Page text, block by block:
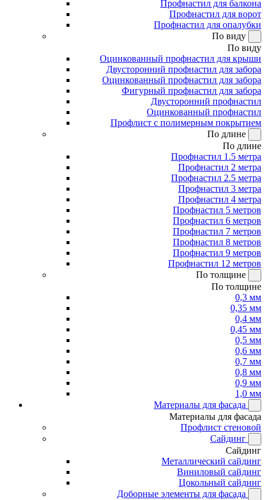
Профнастил для балкона
Профнастил для ворот
Профнастил для опалубки
По виду
По виду
Оцинкованный профнастил для крыши
Двусторонний профнастил для забора
Оцинкованный профнастил для забора
Фигурный профнастил для забора
Двусторонний профнастил
Оцинкованный профнастил
Профлист с полимерным покрытием
По длине
По длине
Профнастил 1.5 метра
Профнастил 2 метра
Профнастил 2.5 метра
Профнастил 3 метра
Профнастил 4 метра
Профнастил 5 метров
Профнастил 6 метров
Профнастил 7 метров
Профнастил 8 метров
Профнастил 9 метров
Профнастил 12 метров
По толщине
По толщине
0,3 мм
0,35 мм
0,4 мм
0,45 мм
0,5 мм
0,6 мм
0,7 мм
0,8 мм
0,9 мм
1,0 мм
Материалы для фасада
Материалы для фасада
Профлист стеновой
Сайдинг
Сайдинг
Металлический сайдинг
Виниловый сайдинг
Цокольный сайдинг
Доборные элементы для фасада